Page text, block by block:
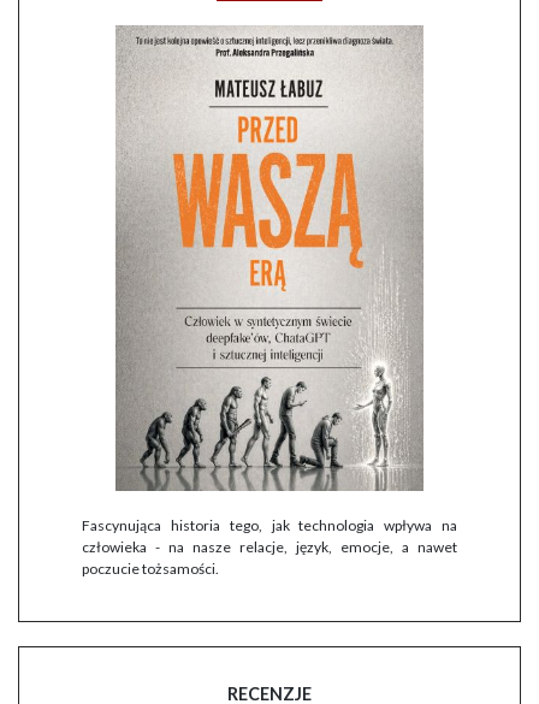
Fascynująca historia tego, jak technologia wpływa na
człowieka - na nasze relacje, język, emocje, a nawet
poczucie tożsamości.
RECENZJE